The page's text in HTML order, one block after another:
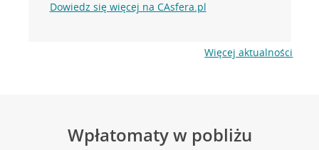
Dowiedz się więcej na CAsfera.pl
Więcej aktualności
Wpłatomaty w pobliżu